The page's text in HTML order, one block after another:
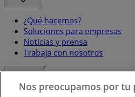
¿Qué hacemos?
Soluciones para empresas
Noticias y prensa
Trabaja con nosotros
Nos preocupamos por tu